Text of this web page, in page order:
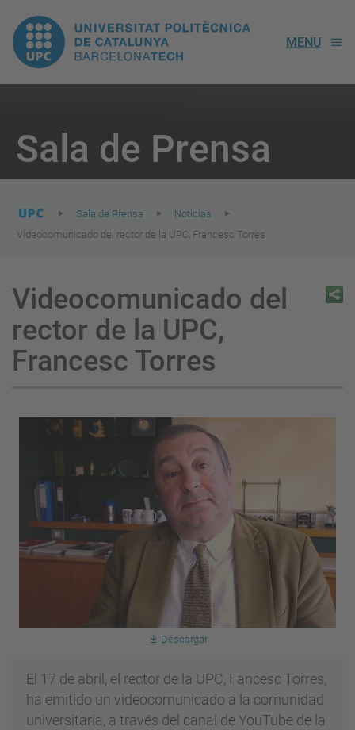
UPC.
Universitat
de
Catalunya
MENU
Sala de Prensa
here:
Sala de Prensa
Noticias
Videocomunicado del rector de la UPC, Francesc Torres
Videocomunicado del
rector de la UPC,
Francesc Torres
Descargar
El 17 de abril, el rector de la UPC, Fancesc Torres,
ha emitido un videocomunicado a la comunidad
universitaria, a través del canal de YouTube de la